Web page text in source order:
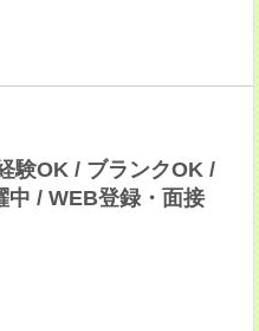
験OK / ブランクOK /
中 / WEB登録・面接